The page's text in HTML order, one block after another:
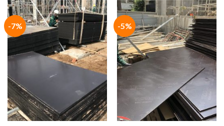
-7% -5%